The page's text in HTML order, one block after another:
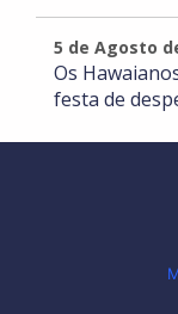
5 de Agosto
Os
festa de